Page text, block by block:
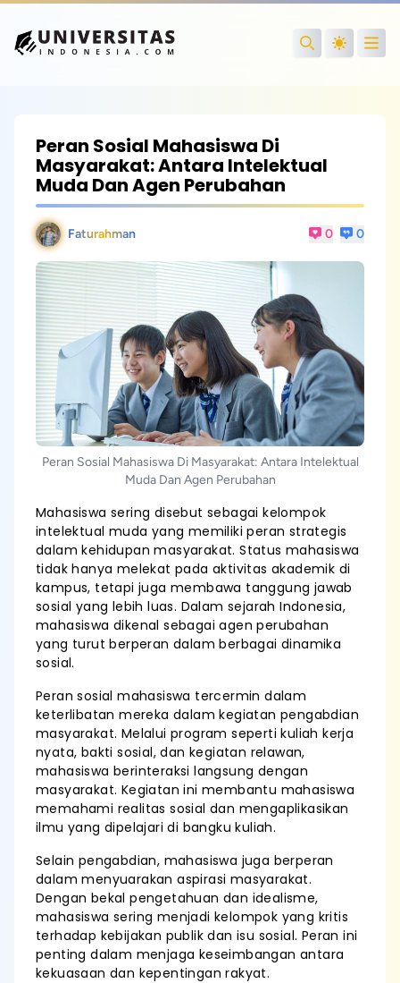
Search
Peran Sosial Mahasiswa Di
Masyarakat: Antara Intelektual
Muda Dan Agen Perubahan
Faturahman 0 0
Peran Sosial Mahasiswa Di Masyarakat: Antara Intelektual
Muda Dan Agen Perubahan
Mahasiswa sering disebut sebagai kelompok
intelektual muda yang memiliki peran strategis
dalam kehidupan masyarakat. Status mahasiswa
tidak hanya melekat pada aktivitas akademik di
kampus, tetapi juga membawa tanggung jawab
sosial yang lebih luas. Dalam sejarah Indonesia,
mahasiswa dikenal sebagai agen perubahan
yang turut berperan dalam berbagai dinamika
sosial.
Peran sosial mahasiswa tercermin dalam
keterlibatan mereka dalam kegiatan pengabdian
masyarakat. Melalui program seperti kuliah kerja
nyata, bakti sosial, dan kegiatan relawan,
mahasiswa berinteraksi langsung dengan
masyarakat. Kegiatan ini membantu mahasiswa
memahami realitas sosial dan mengaplikasikan
ilmu yang dipelajari di bangku kuliah.
Selain pengabdian, mahasiswa juga berperan
dalam menyuarakan aspirasi masyarakat.
Dengan bekal pengetahuan dan idealisme,
mahasiswa sering menjadi kelompok yang kritis
terhadap kebijakan publik dan isu sosial. Peran ini
penting dalam menjaga keseimbangan antara
kekuasaan dan kepentingan rakyat.